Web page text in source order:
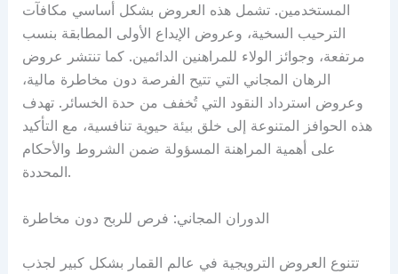
المستخدمين. تشمل هذه العروض بشكل أساسي مكافآت
الترحيب السخية، وعروض الإيداع الأولى المطابقة بنسب
مرتفعة، وجوائز الولاء للمراهنين الدائمين. كما تنتشر عروض
الرهان المجاني التي تتيح الفرصة دون مخاطرة مالية،
وعروض استرداد النقود التي تُخفف من حدة الخسائر. تهدف
هذه الحوافز المتنوعة إلى خلق بيئة حيوية تنافسية، مع التأكيد
على أهمية المراهنة المسؤولة ضمن الشروط والأحكام
المحددة.
الدوران المجاني: فرص للربح دون مخاطرة
تتنوع العروض الترويجية في عالم القمار بشكل كبير لجذب